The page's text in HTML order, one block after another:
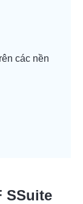
các nền
SSuite